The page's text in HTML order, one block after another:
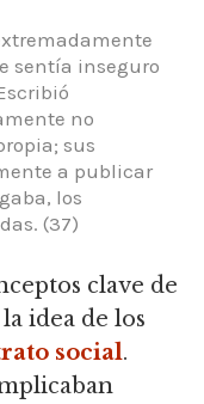
sentía inseguro
no
sus
a publicar
los
(37)
clave de
idea de los
social.